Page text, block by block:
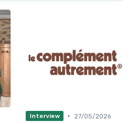
Interview •
27/05/2026